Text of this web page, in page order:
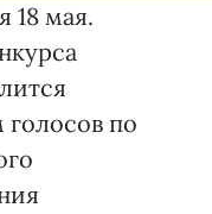
18 мая.
по